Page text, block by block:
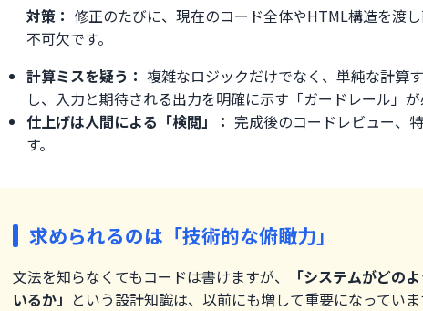
対策： 修正のたびに、現在のコード全体やHTML構造を渡
不可欠です。
計算ミスを疑う： 複雑なロジックだけでなく、単純な計算
し、入力と期待される出力を明確に示す「ガードレール」が
仕上げは人間による「検閲」： 完成後のコードレビュー、
す。
求められるのは「技術的な俯瞰力」
文法を知らなくてもコードは書けますが、
「システムがどの
いるか」 という設計知識は、以前にも増して重要になっていま